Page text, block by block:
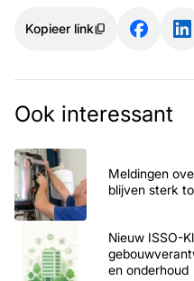
Kopieer link
Ook interessant
Meldingen
blijven sterk
Nieuw ISSO-
en onderhoud